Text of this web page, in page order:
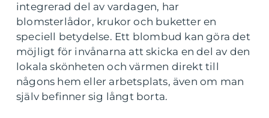
integrerad del av vardagen, har
blomsterlådor, krukor och buketter en
speciell betydelse. Ett blombud kan göra det
möjligt för invånarna att skicka en del av den
lokala skönheten och värmen direkt till
någons hem eller arbetsplats, även om man
själv befinner sig långt borta.